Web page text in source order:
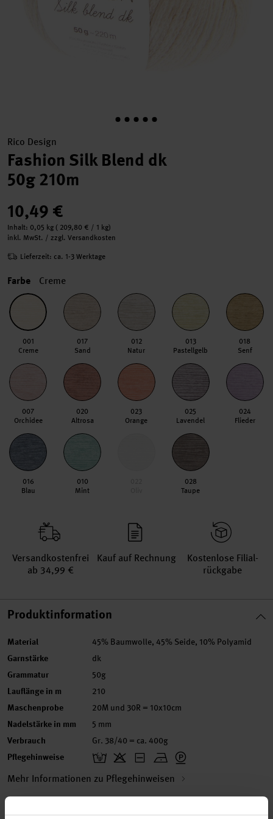
Rico Design
Fashion Silk Blend dk
50g 210m
10,49 €
Inhalt: 0,05 kg ( 209,80 € / 1 kg)
inkl. MwSt. / zzgl. Versandkosten
Lieferzeit: ca. 1-3 Werktage
Farbe Creme
001
Creme
017
Sand
012
Natur
013
Pastellgelb
018
Senf
007
Orchidee
020
Altrosa
023
Orange
025
Lavendel
024
Flieder
016
Blau
010
Mint
028
Taupe
Versand­kosten­frei
ab 34,99 €
Kauf auf Rechnung
Kosten­lose Filial­
rückgabe
Produktinformation
Material 45% Baumwolle, 45% Seide, 10% Polyamid
Garnstärke dk
Grammatur 50g
Lauflänge in m 210
Maschenprobe 20M und 30R = 10x10cm
Nadelstärke in mm 5 mm
Verbrauch Gr. 38/40 = ca. 400g
Pflegehinweise
Mehr Informationen zu Pflegehinweisen